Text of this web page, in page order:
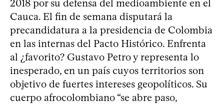
2018 por su defensa del medioambiente en el
Cauca. El fin de semana disputará la
precandidatura a la presidencia de Colombia
en las internas del Pacto Histórico. Enfrenta
al ¿favorito? Gustavo Petro y representa lo
inesperado, en un país cuyos territorios son
objetivo de fuertes intereses geopolíticos. Su
cuerpo afrocolombiano “se abre paso,